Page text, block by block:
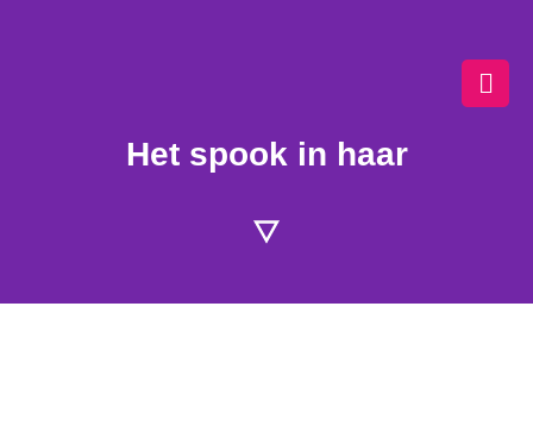
Het spook in haar